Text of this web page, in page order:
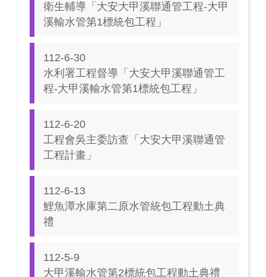
衛生輔導「大安大甲溪聯通管工程-大甲
溪輸水管第1標統包工程」
112-6-30
水利署工程督導「大安大甲溪聯通管工
程-大甲溪輸水管第1標統包工程」
112-6-20
工程會吳主委訪查「大安大甲溪聯通管
工程計畫」
112-6-13
鯉魚潭水庫第二原水管統包工程動土典
禮
112-5-9
大甲溪輸水管第2標統包工程動土典禮